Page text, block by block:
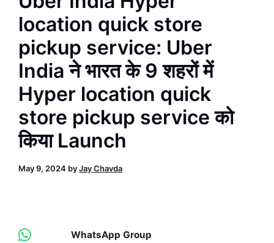
location quick store
pickup service: Uber
India ने भारत के 9 शहरों में
Hyper location quick
store pickup service को
किया Launch
May 9, 2024 byJay Chavda
WhatsApp Group